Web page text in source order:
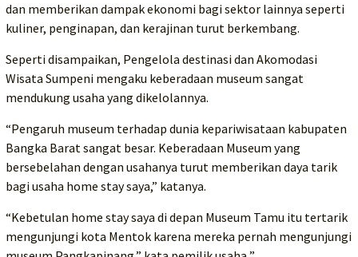
dan memberikan dampak ekonomi bagi sektor lainnya seperti
kuliner, penginapan, dan kerajinan turut berkembang.
Seperti disampaikan, Pengelola destinasi dan Akomodasi
Wisata Sumpeni mengaku keberadaan museum sangat
mendukung usaha yang dikelolannya.
“Pengaruh museum terhadap dunia kepariwisataan kabupaten
Bangka Barat sangat besar. Keberadaan Museum yang
bersebelahan dengan usahanya turut memberikan daya tarik
bagi usaha home stay saya,” katanya.
“Kebetulan home stay saya di depan Museum Tamu itu tertarik
mengunjungi kota Mentok karena mereka pernah mengunjungi